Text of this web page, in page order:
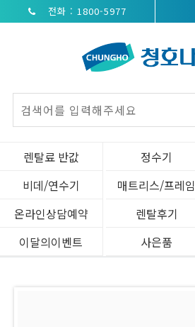
전화 : 1800-5977
렌탈료 반값 정수기
비데/연수기
매트리스/프레임
온라인상담예약
렌탈후기
이달의이벤트
사은품